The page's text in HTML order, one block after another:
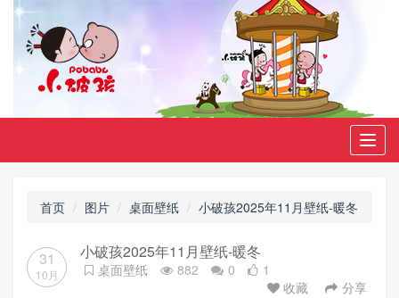
首页 图片 桌面壁纸 小破孩2025年11月壁纸-暖冬
31
10月
小破孩2025年11月壁纸-暖冬
桌面壁纸 882 0
1
收藏
分享